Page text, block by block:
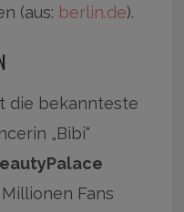
(aus: berlin.de).
die bekannteste
„Bibi“
Fans